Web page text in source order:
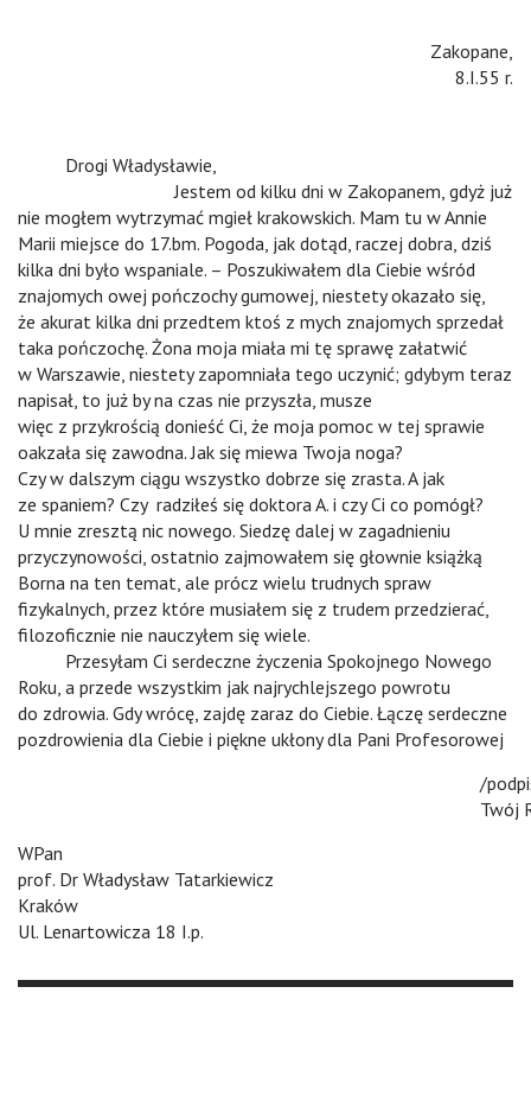
Zakopane,
8.I.55 r.
Drogi Władysławie,
Jestem od kilku dni w Zakopanem, gdyż już
nie mogłem wytrzymać mgieł krakowskich. Mam tu w Annie
Marii miejsce do 17.bm. Pogoda, jak dotąd, raczej dobra, dziś
kilka dni było wspaniale. – Poszukiwałem dla Ciebie wśród
znajomych owej pończochy gumowej, niestety okazało się,
że akurat kilka dni przedtem ktoś z mych znajomych sprzedał
taka pończochę. Żona moja miała mi tę sprawę załatwić
w Warszawie, niestety zapomniała tego uczynić; gdybym teraz
napisał, to już by na czas nie przyszła, musze
więc z przykrością donieść Ci, że moja pomoc w tej sprawie
oakzała się zawodna. Jak się miewa Twoja noga?
Czy w dalszym ciągu wszystko dobrze się zrasta. A jak
ze spaniem? Czy radziłeś się doktora A. i czy Ci co pomógł?
U mnie zresztą nic nowego. Siedzę dalej w zagadnieniu
przyczynowości, ostatnio zajmowałem się głownie książką
Borna na ten temat, ale prócz wielu trudnych spraw
fizykalnych, przez które musiałem się z trudem przedzierać,
filozoficznie nie nauczyłem się wiele.
Przesyłam Ci serdeczne życzenia Spokojnego Nowego
Roku, a przede wszystkim jak najrychlejszego powrotu
do zdrowia. Gdy wrócę, zajdę zaraz do Ciebie. Łączę serdeczne
pozdrowienia dla Ciebie i piękne ukłony dla Pani Profesorowej
/
Twój
WPan
prof. Dr Władysław Tatarkiewicz
Kraków
Ul. Lenartowicza 18 I.p.